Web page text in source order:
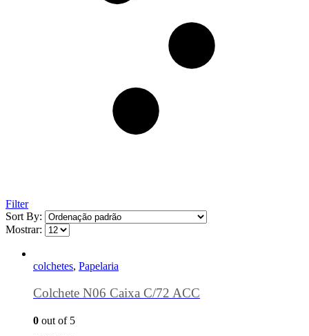
Filter
Sort By:
Mostrar:
colchetes, Papelaria
Colchete N06 Caixa C/72 ACC
0 out of 5